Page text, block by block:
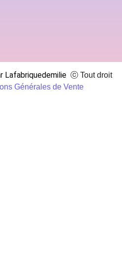
Lafabriquedemilie ⓒ Tout droit
Générales de Vente